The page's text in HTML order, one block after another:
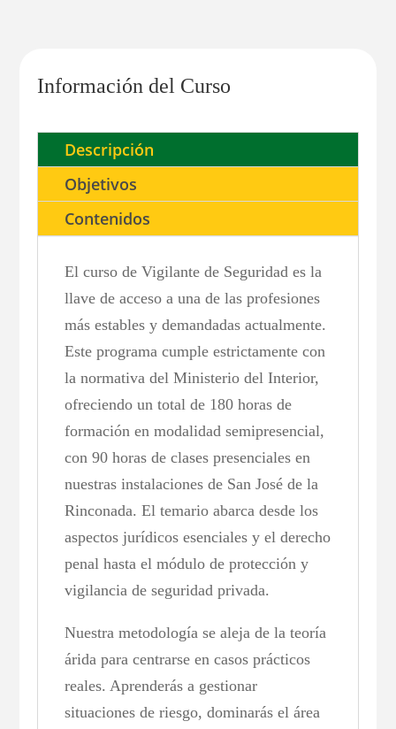
Información del Curso
Descripción
Objetivos
Contenidos
El curso de Vigilante de Seguridad es la
llave de acceso a una de las profesiones
más estables y demandadas actualmente.
Este programa cumple estrictamente con
la normativa del Ministerio del Interior,
ofreciendo un total de 180 horas de
formación en modalidad semipresencial,
con 90 horas de clases presenciales en
nuestras instalaciones de San José de la
Rinconada. El temario abarca desde los
aspectos jurídicos esenciales y el derecho
penal hasta el módulo de protección y
vigilancia de seguridad privada.
Nuestra metodología se aleja de la teoría
árida para centrarse en casos prácticos
reales. Aprenderás a gestionar
situaciones de riesgo, dominarás el área